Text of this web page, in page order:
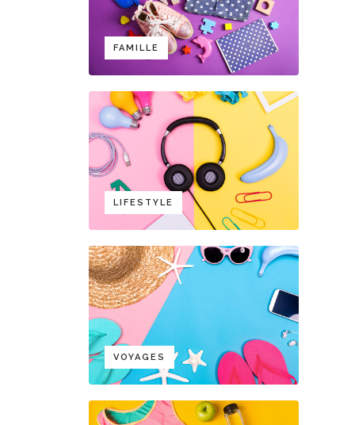
FAMILLE
LIFESTYLE
VOYAGES